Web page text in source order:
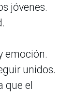
jóvenes.
emoción.
unidos.
que el